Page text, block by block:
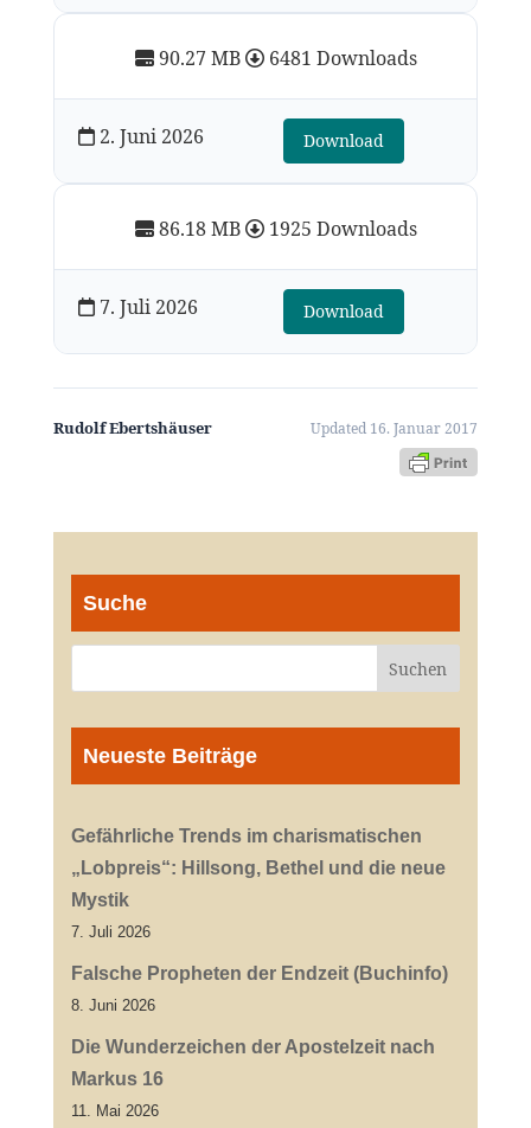
86.18 MB 1925 Downloads
7. Juli 2026 Download
90.27 MB 6481 Downloads
2. Juni 2026 Download
Rudolf Ebertshäuser Updated 16. Januar 2017
Suche
Neueste Beiträge
Gefährliche Trends im charismatischen
„Lobpreis“: Hillsong, Bethel und die neue
Mystik
7. Juli 2026
Falsche Propheten der Endzeit (Buchinfo)
8. Juni 2026
Die Wunderzeichen der Apostelzeit nach
Markus 16
11. Mai 2026